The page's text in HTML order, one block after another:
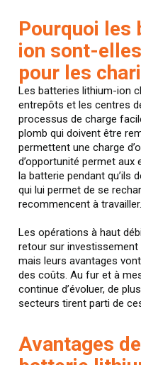
Pourquoi les
ion sont-
pour les
Les batteries lithium-ion
entrepôts et les centres
processus de charge
plomb qui doivent être
permettent une charge
d’opportunité permet
la batterie pendant qu’ils
qui lui permet de se
recommencent à travailler.
Les opérations à haut
retour sur
mais leurs avantages
des coûts. Au fur et à
continue d’évoluer, de
secteurs tirent parti de
Avantages